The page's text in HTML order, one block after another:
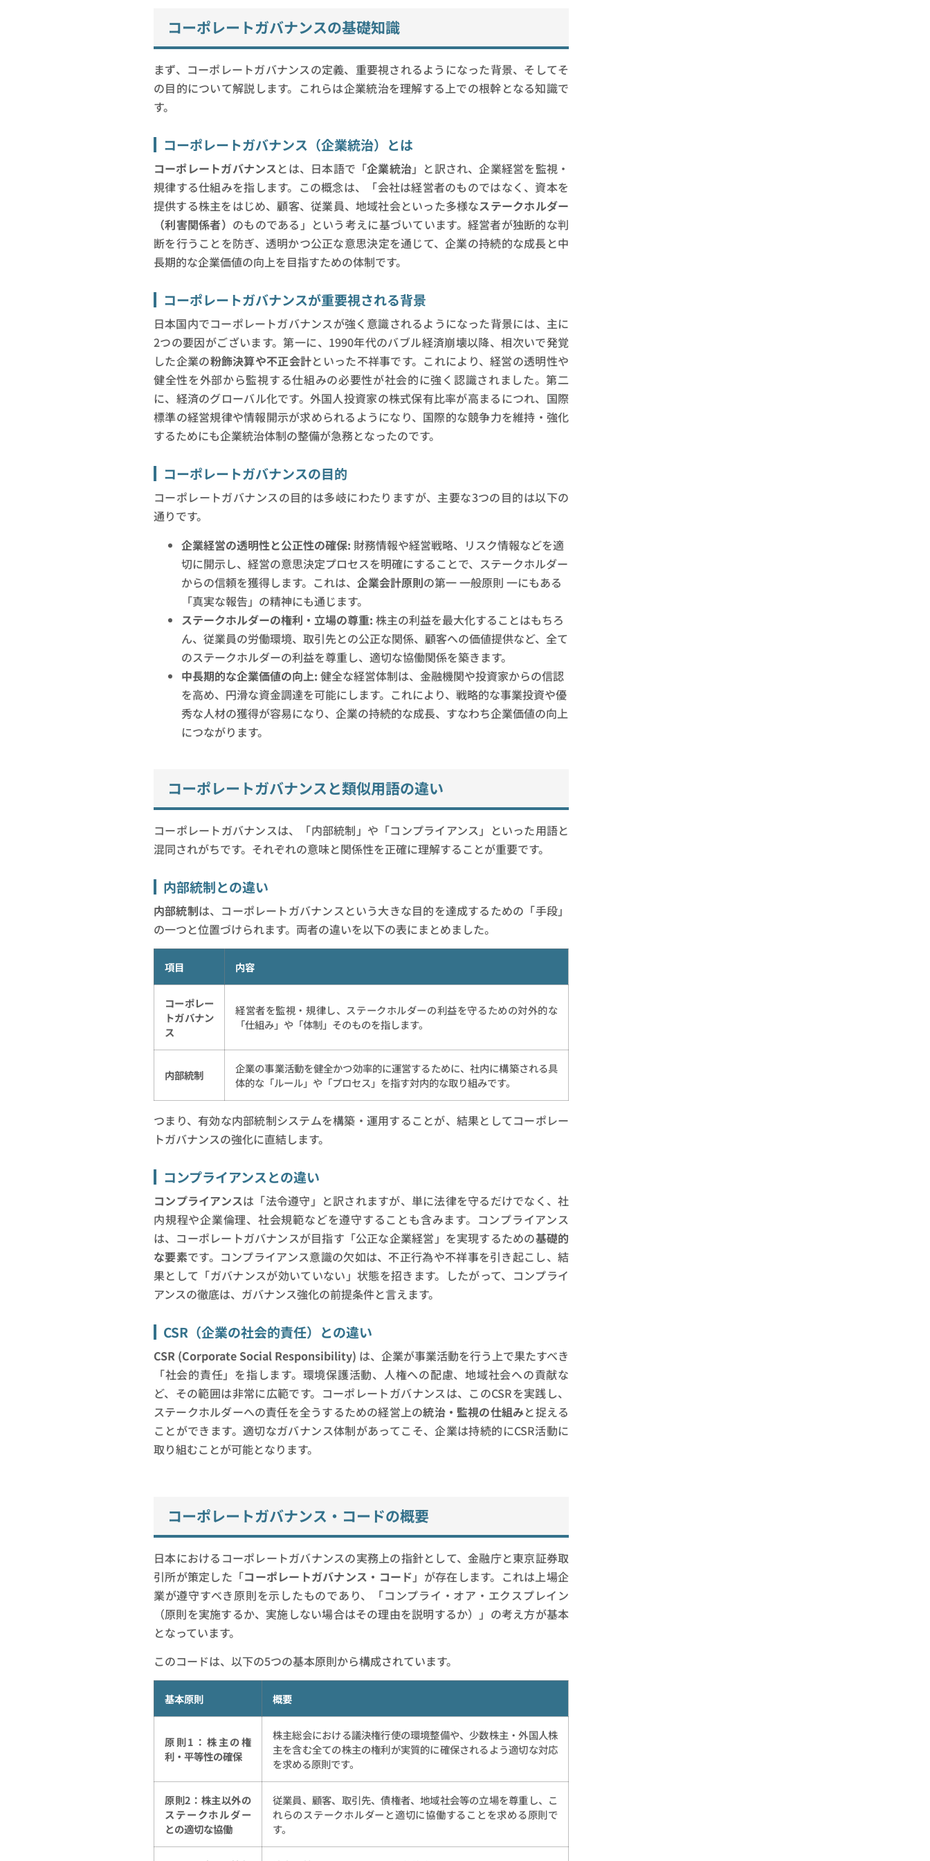
コーポレートガバナンスの基礎知識
まず、コーポレートガバナンスの定義、重要視されるようになった背景、そしてそ
の目的について解説します。これらは企業統治を理解する上での根幹となる知識で
す。
コーポレートガバナンス（企業統治）とは
コーポレートガバナンスとは、日本語で「企業統治」と訳され、企業経営を監視・
規律する仕組みを指します。この概念は、「会社は経営者のものではなく、資本を
提供する株主をはじめ、顧客、従業員、地域社会といった多様なステークホルダー
（利害関係者） のものである」という考えに基づいています。経営者が独断的な判
断を行うことを防ぎ、透明かつ公正な意思決定を通じて、企業の持続的な成長と中
長期的な企業価値の向上を目指すための体制です。
コーポレートガバナンスが重要視される背景
日本国内でコーポレートガバナンスが強く意識されるようになった背景には、主に
2つの要因がございます。第一に、1990年代のバブル経済崩壊以降、相次いで発覚
した企業の粉飾決算や不正会計といった不祥事です。これにより、経営の透明性や
健全性を外部から監視する仕組みの必要性が社会的に強く認識されました。第二
に、経済のグローバル化です。外国人投資家の株式保有比率が高まるにつれ、国際
標準の経営規律や情報開示が求められるようになり、国際的な競争力を維持・強化
するためにも企業統治体制の整備が急務となったのです。
コーポレートガバナンスの目的
コーポレートガバナンスの目的は多岐にわたりますが、主要な3つの目的は以下の
通りです。
企業経営の透明性と公正性の確保: 財務情報や経営戦略、リスク情報などを適
切に開示し、経営の意思決定プロセスを明確にすることで、ステークホルダー
からの信頼を獲得します。これは、 企業会計原則の第一 一般原則 一にもある
「真実な報告」の精神にも通じます。
ステークホルダーの権利・立場の尊重: 株主の利益を最大化することはもちろ
ん、従業員の労働環境、取引先との公正な関係、顧客への価値提供など、全て
のステークホルダーの利益を尊重し、適切な協働関係を築きます。
中長期的な企業価値の向上: 健全な経営体制は、金融機関や投資家からの信認
を高め、円滑な資金調達を可能にします。これにより、戦略的な事業投資や優
秀な人材の獲得が容易になり、企業の持続的な成長、すなわち企業価値の向上
につながります。
コーポレートガバナンスと類似用語の違い
コーポレートガバナンスは、「内部統制」や「コンプライアンス」といった用語と
混同されがちです。それぞれの意味と関係性を正確に理解することが重要です。
内部統制との違い
内部統制は、コーポレートガバナンスという大きな目的を達成するための「手段」
の一つと位置づけられます。両者の違いを以下の表にまとめました。
項目 内容
コーポレー
トガバナン
ス
経営者を監視・規律し、ステークホルダーの利益を守るための対外的な
「仕組み」や「体制」そのものを指します。
内部統制
企業の事業活動を健全かつ効率的に運営するために、社内に構築される具
体的な「ルール」や「プロセス」を指す対内的な取り組みです。
つまり、有効な内部統制システムを構築・運用することが、結果としてコーポレー
トガバナンスの強化に直結します。
コンプライアンスとの違い
コンプライアンスは「法令遵守」と訳されますが、単に法律を守るだけでなく、社
内規程や企業倫理、社会規範などを遵守することも含みます。コンプライアンス
は、コーポレートガバナンスが目指す「公正な企業経営」を実現するための基礎的
な要素です。コンプライアンス意識の欠如は、不正行為や不祥事を引き起こし、結
果として「ガバナンスが効いていない」状態を招きます。したがって、コンプライ
アンスの徹底は、ガバナンス強化の前提条件と言えます。
CSR（企業の社会的責任）との違い
CSR (Corporate Social Responsibility) は、企業が事業活動を行う上で果たすべき
「社会的責任」を指します。環境保護活動、人権への配慮、地域社会への貢献な
ど、その範囲は非常に広範です。コーポレートガバナンスは、このCSRを実践し、
ステークホルダーへの責任を全うするための経営上の統治・監視の仕組みと捉える
ことができます。適切なガバナンス体制があってこそ、企業は持続的にCSR活動に
取り組むことが可能となります。
コーポレートガバナンス・コードの概要
日本におけるコーポレートガバナンスの実務上の指針として、金融庁と東京証券取
引所が策定した「コーポレートガバナンス・コード 」が存在します。これは上場企
業が遵守すべき原則を示したものであり、「コンプライ・オア・エクスプレイン
（原則を実施するか、実施しない場合はその理由を説明するか）」の考え方が基本
となっています。
このコードは、以下の5つの基本原則から構成されています。
基本原則 概要
原則1：株主の権
利・平等性の確保
株主総会における議決権行使の環境整備や、少数株主・外国人株
主を含む全ての株主の権利が実質的に確保されるよう適切な対応
を求める原則です。
原則2：株主以外の
ステークホルダー
との適切な協働
従業員、顧客、取引先、債権者、地域社会等の立場を尊重し、こ
れらのステークホルダーと適切に協働することを求める原則で
す。